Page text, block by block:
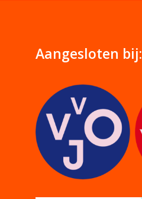
Aangesloten bij: